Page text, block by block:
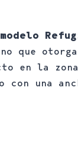
modelo
que
en la
una